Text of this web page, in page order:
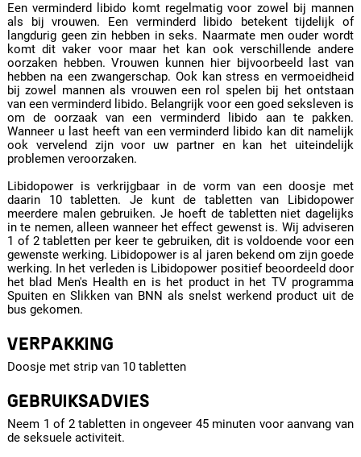
Een verminderd libido komt regelmatig voor zowel bij mannen
als bij vrouwen. Een verminderd libido betekent tijdelijk of
langdurig geen zin hebben in seks. Naarmate men ouder wordt
komt dit vaker voor maar het kan ook verschillende andere
oorzaken hebben. Vrouwen kunnen hier bijvoorbeeld last van
hebben na een zwangerschap. Ook kan stress en vermoeidheid
bij zowel mannen als vrouwen een rol spelen bij het ontstaan
van een verminderd libido. Belangrijk voor een goed seksleven is
om de oorzaak van een verminderd libido aan te pakken.
Wanneer u last heeft van een verminderd libido kan dit namelijk
ook vervelend zijn voor uw partner en kan het uiteindelijk
problemen veroorzaken.
Libidopower is verkrijgbaar in de vorm van een doosje met
daarin 10 tabletten. Je kunt de tabletten van Libidopower
meerdere malen gebruiken. Je hoeft de tabletten niet dagelijks
in te nemen, alleen wanneer het effect gewenst is. Wij adviseren
1 of 2 tabletten per keer te gebruiken, dit is voldoende voor een
gewenste werking. Libidopower is al jaren bekend om zijn goede
werking. In het verleden is Libidopower positief beoordeeld door
het blad Men's Health en is het product in het TV programma
Spuiten en Slikken van BNN als snelst werkend product uit de
bus gekomen.
VERPAKKING
Doosje met strip van 10 tabletten
GEBRUIKSADVIES
Neem 1 of 2 tabletten in ongeveer 45 minuten voor aanvang van
de seksuele activiteit.